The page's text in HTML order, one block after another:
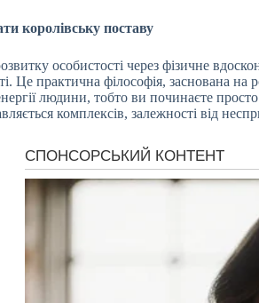
королівську поставу
особистості через фізичне
Це практична філософія, заснована на
людини, тобто ви починаєте
комплексів, залежності від